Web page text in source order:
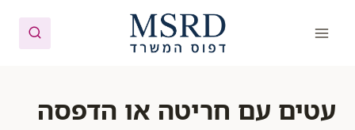
עטים עם חריטה או הדפסה